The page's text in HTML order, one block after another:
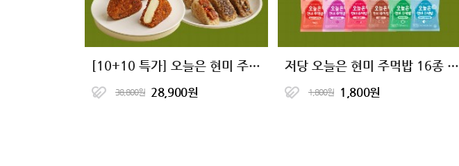
[10+10 특가] 오늘은 현미 주먹밥 11종
38,800원 28,900원
저당 오늘은 현미 주먹밥 16종 1팩 골라담기
1,800원 1,800원